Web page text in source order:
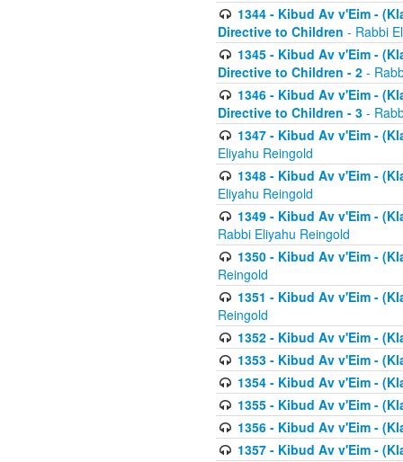
1344 - Kibud Av v'Eim -
Directive to Children - Rabbi
1345 - Kibud Av v'Eim -
Directive to Children - 2 -
1346 - Kibud Av v'Eim -
Directive to Children - 3 -
1347 - Kibud Av v'Eim -
Eliyahu Reingold
1348 - Kibud Av v'Eim -
Eliyahu Reingold
1349 - Kibud Av v'Eim -
Rabbi Eliyahu Reingold
1350 - Kibud Av v'Eim -
Reingold
1351 - Kibud Av v'Eim -
Reingold
1352 - Kibud Av v'Eim -
1353 - Kibud Av v'Eim -
1354 - Kibud Av v'Eim -
1355 - Kibud Av v'Eim -
1356 - Kibud Av v'Eim -
1357 - Kibud Av v'Eim -